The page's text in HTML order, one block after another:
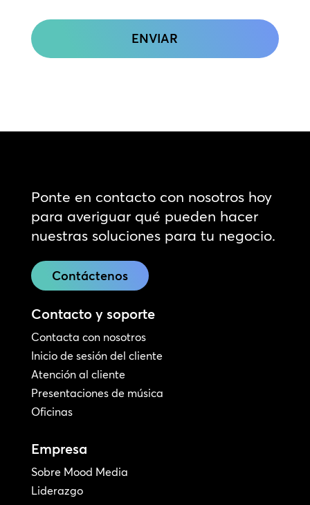
Ponte en contacto con nosotros hoy
para averiguar qué pueden hacer
nuestras soluciones para tu negocio.
Contáctenos
Contacto y soporte
Contacta con nosotros
Inicio de sesión del cliente
Atención al cliente
Presentaciones de música
Oficinas
Empresa
Sobre Mood Media
Liderazgo